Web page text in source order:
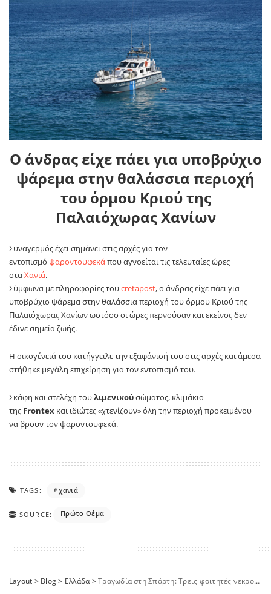
Ο άνδρας είχε πάει για υποβρύχιο
ψάρεμα στην θαλάσσια περιοχή
του όρμου Κριού της
Παλαιόχωρας Χανίων
Συναγερμός έχει σημάνει στις αρχές για τον
εντοπισμό ψαροντουφεκάπου αγνοείται τις τελευταίες ώρες
σταΧανιά.
Σύμφωνα με πληροφορίες τουcretapost, ο άνδρας είχε πάει για
υποβρύχιο ψάρεμα στην θαλάσσια περιοχή του όρμου Κριού της
Παλαιόχωρας Χανίων ωστόσο οι ώρες περνούσαν και εκείνος δεν
έδινε σημεία ζωής.
Η οικογένειά του κατήγγειλε την εξαφάνισή του στις αρχές και άμεσα
στήθηκε μεγάλη επιχείρηση για τον εντοπισμό του.
Σκάφη και στελέχη τουλιμενικούσώματος, κλιμάκιο
της Frontex και ιδιώτες «χτενίζουν» όλη την περιοχή προκειμένου
να βρουν τον ψαροντουφεκά.
TAGS: χανιά
SOURCE: Πρώτο Θέμα
Layout > Blog> Ελλάδα>Τραγωδία στη Σπάρτη: Τρεις φοιτητές νεκροί σε τροχαίο – Το αυτοκίνητό τους χτύπησε σε δέντρο και ανετράπη